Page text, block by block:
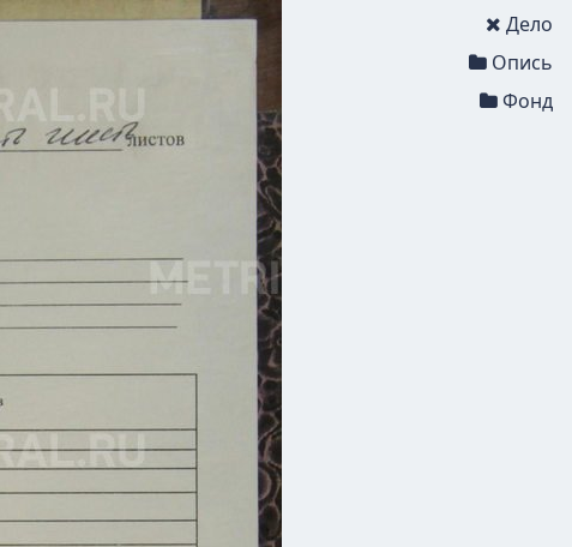
Дело
Опись
Фонд